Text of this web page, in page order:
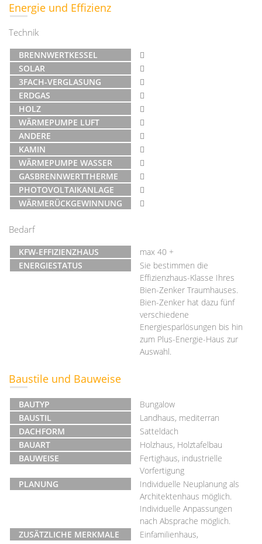
Energie und Effizienz
Technik
BRENNWERTKESSEL
SOLAR
3FACH-VERGLASUNG
ERDGAS
HOLZ
WÄRMEPUMPE LUFT
ANDERE
KAMIN
WÄRMEPUMPE WASSER
GASBRENNWERTTHERME
PHOTOVOLTAIKANLAGE
WÄRMERÜCKGEWINNUNG
Bedarf
KFW-EFFIZIENZHAUS
max 40 +
ENERGIESTATUS
Sie bestimmen die
Effizienzhaus-Klasse Ihres
Bien-Zenker Traumhauses.
Bien-Zenker hat dazu fünf
verschiedene
Energiesparlösungen bis hin
zum Plus-Energie-Haus zur
Auswahl.
Baustile und Bauweise
BAUTYP
Bungalow
BAUSTIL
Landhaus, mediterran
DACHFORM
Satteldach
BAUART
Holzhaus, Holztafelbau
BAUWEISE
Fertighaus, industrielle
Vorfertigung
PLANUNG
Individuelle Neuplanung als
Architektenhaus möglich.
Individuelle Anpassungen
nach Absprache möglich.
ZUSÄTZLICHE MERKMALE
Einfamilienhaus,